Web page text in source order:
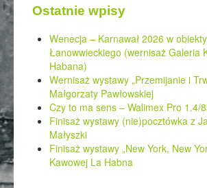
Ostatnie wpisy
Wenecja – Karnawał 2026 w
Łanowwieckiego (wernisaż Galeria
Habana)
Wernisaż wystawy „Przemijanie i
Małgorzaty Pawłowskiej
Czy to ma sens – Walimex Pro 1.4/
Finisaż wystawy (nie)pocztówka z
Małyszki
Finisaż wystawy „New York, New
Kawowej La Habna